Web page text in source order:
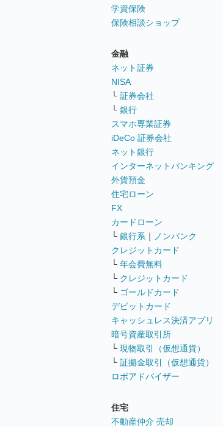
学資保険
保険相談ショップ
金融
ネット証券
NISA
└ 証券会社
└ 銀行
スマホ専業証券
iDeCo 証券会社
ネット銀行
インターネットバンキング
外貨預金
住宅ローン
FX
カードローン
└ 銀行系 ｜
ノンバンク
クレジットカード
└ 年会費無料
└ クレジットカード
└ ゴールドカード
デビットカード
キャッシュレス決済アプリ
暗号資産取引所
└ 現物取引（仮想通貨）
└ 証拠金取引（仮想通貨）
ロボアドバイザー
住宅
不動産仲介 売却